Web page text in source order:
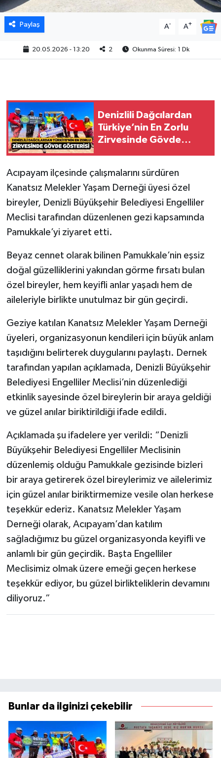
Paylaş A- A+
20.05.2026 - 13:20 2 Okunma Süresi: 1 Dk
Denizlili Dağcılardan
Türkiye’nin En Zorlu
Zirvesinde Gövde
Acıpayam ilçesinde çalışmalarını sürdüren
Kanatsız Melekler Yaşam Derneği üyesi özel
bireyler, Denizli Büyükşehir Belediyesi Engelliler
Meclisi tarafından düzenlenen gezi kapsamında
Pamukkale’yi ziyaret etti.
Beyaz cennet olarak bilinen Pamukkale’nin eşsiz
doğal güzelliklerini yakından görme fırsatı bulan
özel bireyler, hem keyifli anlar yaşadı hem de
aileleriyle birlikte unutulmaz bir gün geçirdi.
Geziye katılan Kanatsız Melekler Yaşam Derneği
üyeleri, organizasyonun kendileri için büyük anlam
taşıdığını belirterek duygularını paylaştı. Dernek
tarafından yapılan açıklamada, Denizli Büyükşehir
Belediyesi Engelliler Meclisi’nin düzenlediği
etkinlik sayesinde özel bireylerin bir araya geldiği
ve güzel anılar biriktirildiği ifade edildi.
Açıklamada şu ifadelere yer verildi: “Denizli
Büyükşehir Belediyesi Engelliler Meclisinin
düzenlemiş olduğu Pamukkale gezisinde bizleri
bir araya getirerek özel bireylerimiz ve ailelerimiz
için güzel anılar biriktirmemize vesile olan herkese
teşekkür ederiz. Kanatsız Melekler Yaşam
Derneği olarak, Acıpayam’dan katılım
sağladığımız bu güzel organizasyonda keyifli ve
anlamlı bir gün geçirdik. Başta Engelliler
Meclisimiz olmak üzere emeği geçen herkese
teşekkür ediyor, bu güzel birlikteliklerin devamını
diliyoruz.”
Bunlar da ilginizi çekebilir